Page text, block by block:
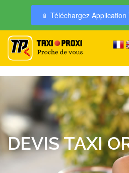
📱 Téléchargez Application
DEVIS TAXI